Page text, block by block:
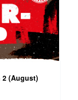
(August)